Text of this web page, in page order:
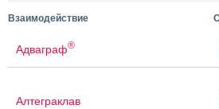
Взаимодействие
Адваграф®
Алтеграклав